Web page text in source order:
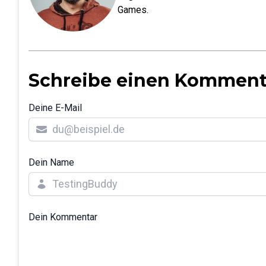
Games.
Schreibe einen
Deine E-Mail
Dein Name
Dein Kommentar